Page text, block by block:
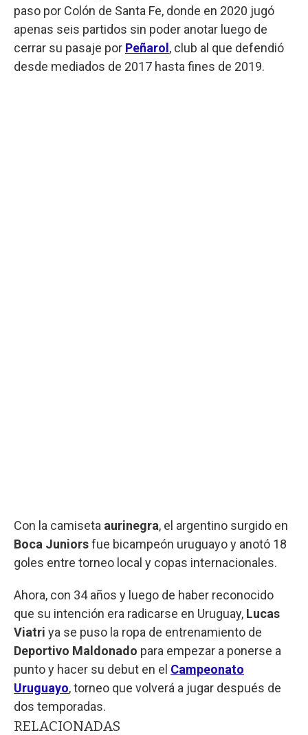
paso por Colón de Santa Fe, donde en 2020 jugó
apenas seis partidos sin poder anotar luego de
cerrar su pasaje por Peñarol , club al que defendió
desde mediados de 2017 hasta fines de 2019.
Con la camiseta aurinegra, el argentino surgido en
Boca Juniorsfue bicampeón uruguayo y anotó 18
goles entre torneo local y copas internacionales.
Ahora, con 34 años y luego de haber reconocido
que su intención era radicarse en Uruguay, Lucas
Viatri ya se puso la ropa de entrenamiento de
Deportivo Maldonado para empezar a ponerse a
punto y hacer su debut en el Campeonato
Uruguayo, torneo que volverá a jugar después de
dos temporadas.
RELACIONADAS